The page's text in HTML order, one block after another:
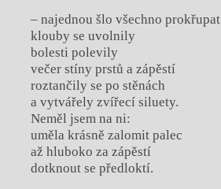
– najednou šlo všechno prokřupat
klouby se uvolnily
bolesti polevily
večer stíny prstů a zápěstí
roztančily se po stěnách
a vytvářely zvířecí siluety.
Neměl jsem na ni:
uměla krásně zalomit palec
až hluboko za zápěstí
dotknout se předloktí.